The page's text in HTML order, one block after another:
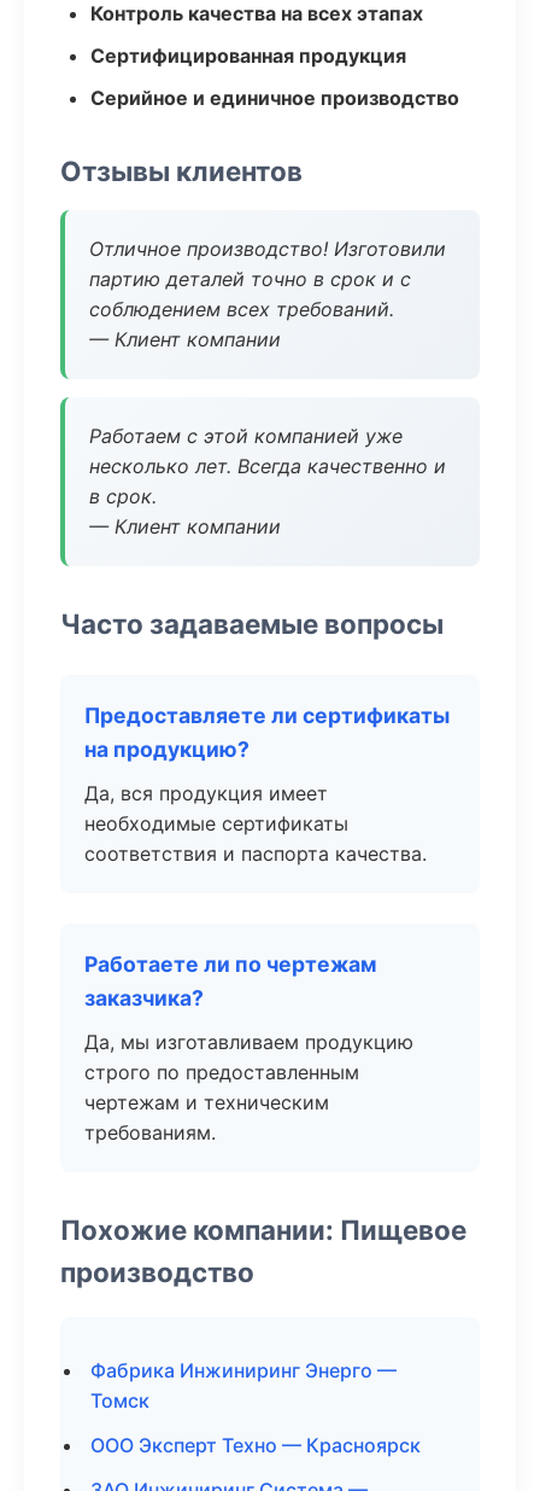
Контроль качества на всех этапах
Сертифицированная продукция
Серийное и единичное производство
Отзывы клиентов
Отличное производство! Изготовили
партию деталей точно в срок и с
соблюдением всех требований.
— Клиент компании
Работаем с этой компанией уже
несколько лет. Всегда качественно и
в срок.
— Клиент компании
Часто задаваемые вопросы
Предоставляете ли сертификаты
на продукцию?
Да, вся продукция имеет
необходимые сертификаты
соответствия и паспорта качества.
Работаете ли по чертежам
заказчика?
Да, мы изготавливаем продукцию
строго по предоставленным
чертежам и техническим
требованиям.
Похожие компании: Пищевое
производство
Фабрика Инжиниринг Энерго —
Томск
ООО Эксперт Техно — Красноярск